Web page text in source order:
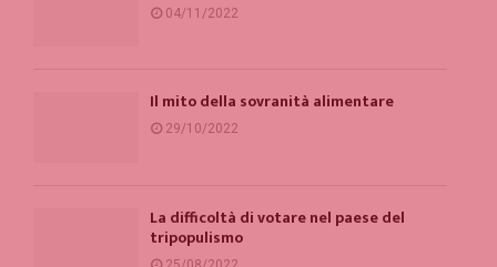
04/11/2022
Il mito della sovranità alimentare
29/10/2022
La difficoltà di votare nel paese del
tripopulismo